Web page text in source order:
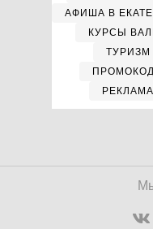
АФИША В
КУРСЫ
ТУРИЗМ